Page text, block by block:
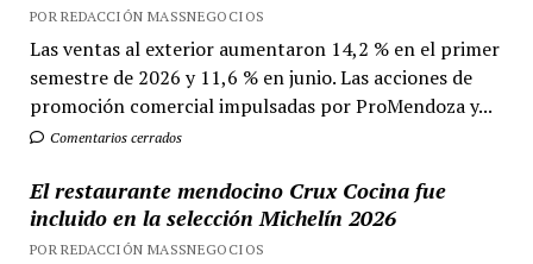
POR REDACCIÓN MASSNEGOCIOS
Las ventas al exterior aumentaron 14,2 % en el primer
semestre de 2026 y 11,6 % en junio. Las acciones de
promoción comercial impulsadas por ProMendoza y...
Comentarios cerrados
El restaurante mendocino Crux Cocina fue
incluido en la selección Michelín 2026
POR REDACCIÓN MASSNEGOCIOS